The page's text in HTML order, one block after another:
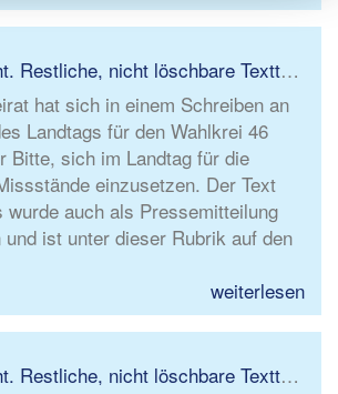
Eintrag gelöscht. Restliche, nicht löschbare Textteile ungültig.
hat sich in einem Schreiben an
Landtags für den Wahlkrei 46
Bitte, sich im Landtag für die
einzusetzen. Der Text
wurde auch als Pressemitteilung
und ist unter dieser Rubrik auf den
weiterlesen
Eintrag gelöscht. Restliche, nicht löschbare Textteile ungültig.